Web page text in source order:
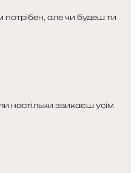
але чи будеш ти
настільки звикаєш усім